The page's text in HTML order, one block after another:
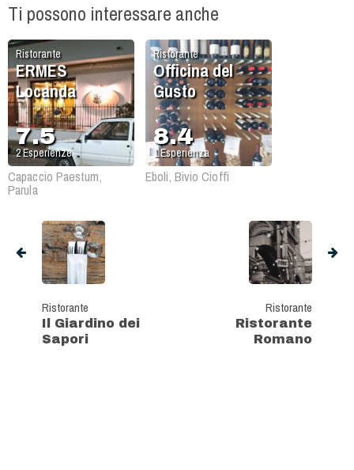
Ti possono interessare anche
Ristorante
ERMES
Locanda
7.5
2Esperienze
Capaccio Paestum,
Parula
Ristorante
Officina del
Gusto
8.4
1Esperienza
Eboli, Bivio Cioffi
Ristorante
Il Giardino dei
Sapori
Ristorante
Ristorante
Romano